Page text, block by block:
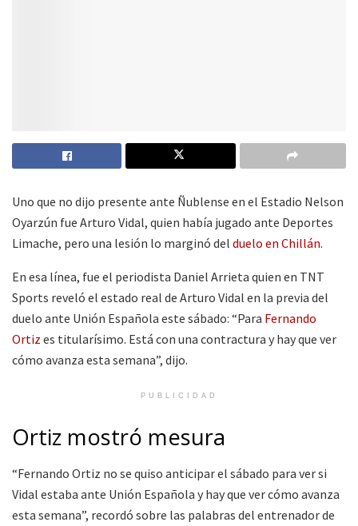
Uno que no dijo presente ante Ñublense en el Estadio Nelson
Oyarzún fue Arturo Vidal, quien había jugado ante Deportes
Limache, pero una lesión lo marginó del duelo en Chillán.
En esa línea, fue el periodista Daniel Arrieta quien en TNT
Sports reveló el estado real de Arturo Vidal en la previa del
duelo ante Unión Española este sábado: “Para Fernando
Ortiz es titularísimo. Está con una contractura y hay que ver
cómo avanza esta semana”, dijo.
PUBLICIDAD
Ortiz mostró mesura
“Fernando Ortiz no se quiso anticipar el sábado para ver si
Vidal estaba ante Unión Española y hay que ver cómo avanza
esta semana”, recordó sobre las palabras del entrenador de